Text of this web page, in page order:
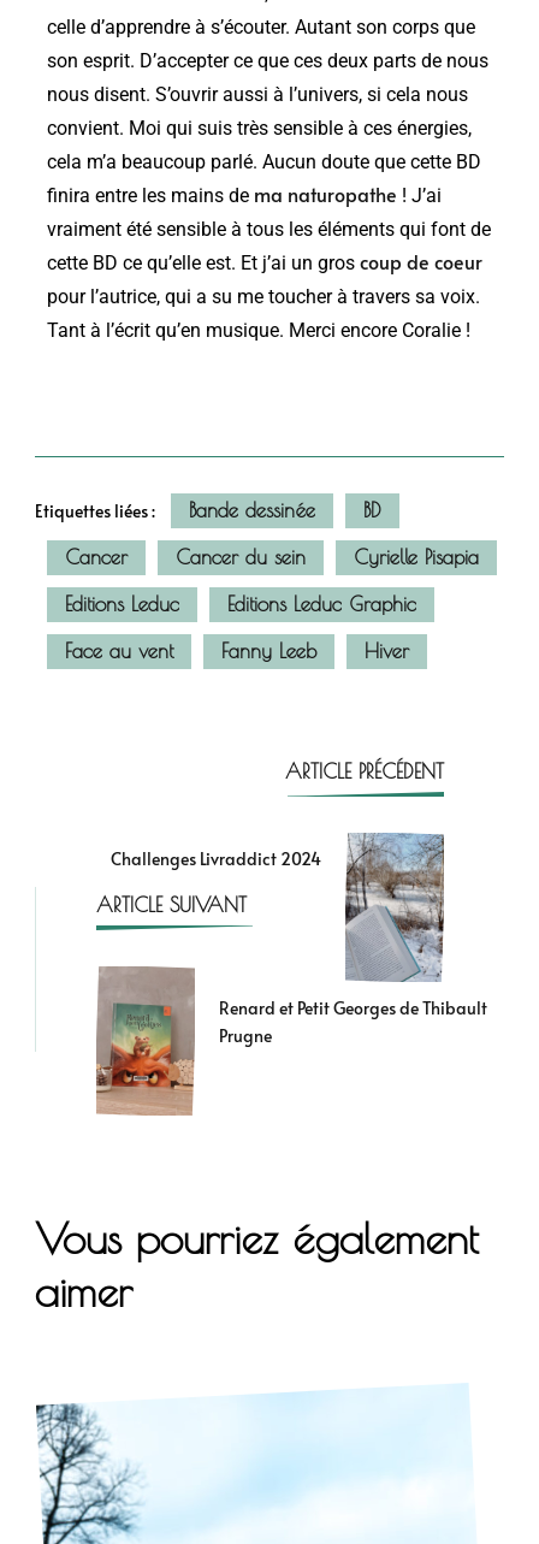
celle d’apprendre à s’écouter. Autant son corps que
son esprit. D’accepter ce que ces deux parts de nous
nous disent. S’ouvrir aussi à l’univers, si cela nous
convient. Moi qui suis très sensible à ces énergies,
cela m’a beaucoup parlé. Aucun doute que cette BD
finira entre les mains de ma naturopathe ! J’ai
vraiment été sensible à tous les éléments qui font de
cette BD ce qu’elle est. Et j’ai un gros coup de coeur
pour l’autrice, qui a su me toucher à travers sa voix.
Tant à l’écrit qu’en musique. Merci encore Coralie !
Etiquettes liées : Bande dessinée
BD
Cancer
Cancer du sein
Cyrielle Pisapia
Editions Leduc
Editions Leduc Graphic
Face au vent
Fanny Leeb Hiver
ARTICLE PRÉCÉDENT
Challenges Livraddict 2024
ARTICLE SUIVANT
Renard et Petit Georges de Thibault
Prugne
Vous pourriez également
aimer